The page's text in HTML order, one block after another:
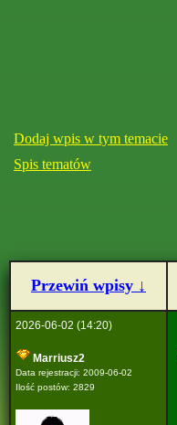
Dodaj wpis w tym temacie
Spis tematów
Przewiń wpisy ↓
2026-06-02 (14:20)
Marriusz2
Data rejestracji: 2009-06-02
Ilość postów: 2829